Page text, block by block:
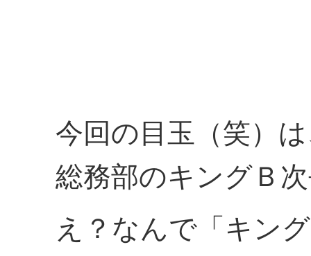
今回の目玉（笑）
総務部のキングＢ
え？なんで「キン